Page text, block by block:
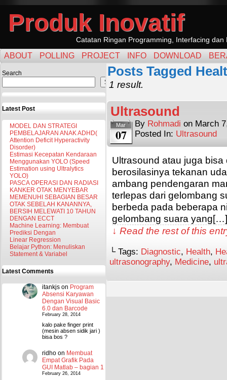
Produk Inovatif
Catatan Ringan Programming, Interfacing dan
ABOUT POLLING PROJECT INFO DOWNLOAD
Search
Search
Latest Post
MODEL DAN STRATEGI
PEMBELAJARAN ANAK ADHD(
Attention Deficit Hyperactivity
Disorder)
Estimasi Kecepatan Kendaraan
Menggunakan YOLO (Speed
Estimation using Ultralytics
YOLO)
PASCA OPERASI DAN RADIASI
KANKER OTAK MENYEBAR
MEMENUHI SEBAGIAN BESAR
OTAK SEBELAH KANANNYA,
BERSIH MELEWATI 10 TAHUN
DENGAN ECCT
Machine Learning: Membuat
Prediksi Dengan
Linear Regression
Belajar Python: Menuliskan
Statement & Variabel
Latest Comments
itankjs on Program
Absensi Karyawan
Dengan Visual Basic
6.0 dan Barcode
February 28, 2014
kalo pake finger print
(mesin absen sidik jari )
bisa bos ?
ridho on Membuat
Empat Grafik Pada
GUI Matlab – bagian 1
February 26, 2014
Posts Tagged
1 result.
Ultrasound
Mar
07
By Rohmadi on March
Posted In: Ultrasound
Ultrasound atau juga
berosilasinya tekanan
ambang pendengaran
terlepas dari gelombang
berbeda pada beberapa
gelombang suara yang[…]
↓ Read the rest of this
└ Tags: Diagnostic, Health,
ultrasonography, Medicine,